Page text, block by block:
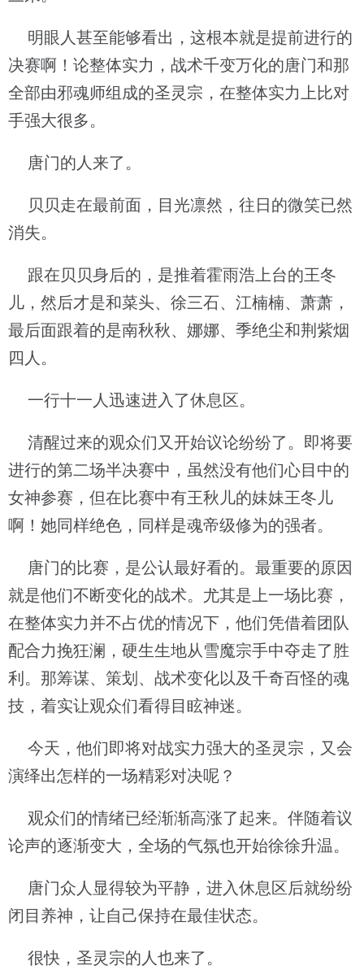
明眼人甚至能够看出，这根本就是提前进行的
决赛啊！论整体实力，战术千变万化的唐门和那
全部由邪魂师组成的圣灵宗，在整体实力上比对
手强大很多。
唐门的人来了。
贝贝走在最前面，目光凛然，往日的微笑已然
消失。
跟在贝贝身后的，是推着霍雨浩上台的王冬
儿，然后才是和菜头、徐三石、江楠楠、萧萧，
最后面跟着的是南秋秋、娜娜、季绝尘和荆紫烟
四人。
一行十一人迅速进入了休息区。
清醒过来的观众们又开始议论纷纷了。即将要
进行的第二场半决赛中，虽然没有他们心目中的
女神参赛，但在比赛中有王秋儿的妹妹王冬儿
啊！她同样绝色，同样是魂帝级修为的强者。
唐门的比赛，是公认最好看的。最重要的原因
就是他们不断变化的战术。尤其是上一场比赛，
在整体实力并不占优的情况下，他们凭借着团队
配合力挽狂澜，硬生生地从雪魔宗手中夺走了胜
利。那筹谋、策划、战术变化以及千奇百怪的魂
技，着实让观众们看得目眩神迷。
今天，他们即将对战实力强大的圣灵宗，又会
演绎出怎样的一场精彩对决呢？
观众们的情绪已经渐渐高涨了起来。伴随着议
论声的逐渐变大，全场的气氛也开始徐徐升温。
唐门众人显得较为平静，进入休息区后就纷纷
闭目养神，让自己保持在最佳状态。
很快，圣灵宗的人也来了。